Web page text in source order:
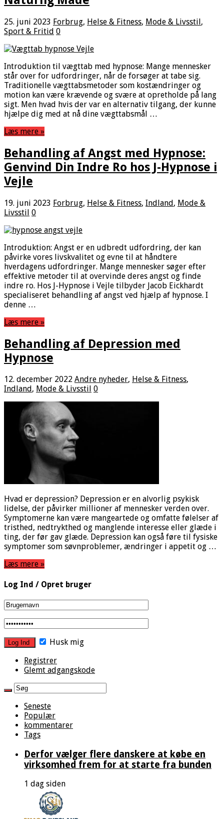
25. juni 2023 Forbrug, Helse & Fitness, Mode & Livsstil,
Sport & Fritid 0
Introduktion til vægttab med hypnose: Mange mennesker
står over for udfordringer, når de forsøger at tabe sig.
Traditionelle vægttabsmetoder som kostændringer og
motion kan være krævende og svære at opretholde på lang
sigt. Men hvad hvis der var en alternativ tilgang, der kunne
hjælpe dig med at nå dine vægttabsmål …
Læs mere »
Behandling af Angst med Hypnose:
Genvind Din Indre Ro hos J-Hypnose i
Vejle
19. juni 2023 Forbrug, Helse & Fitness, Indland, Mode &
Livsstil 0
Introduktion: Angst er en udbredt udfordring, der kan
påvirke vores livskvalitet og evne til at håndtere
hverdagens udfordringer. Mange mennesker søger efter
effektive metoder til at overvinde deres angst og finde
indre ro. Hos J-Hypnose i Vejle tilbyder Jacob Eickhardt
specialiseret behandling af angst ved hjælp af hypnose. I
denne …
Læs mere »
Behandling af Depression med
Hypnose
12. december 2022 Andre nyheder, Helse & Fitness,
Indland , Mode & Livsstil 0
Hvad er depression? Depression er en alvorlig psykisk
lidelse, der påvirker millioner af mennesker verden over.
Symptomerne kan være mangeartede og omfatte følelser af
tristhed, nedtrykthed og manglende interesse eller glæde i
ting, der før gav glæde. Depression kan også føre til fysiske
symptomer som søvnproblemer, ændringer i appetit og …
Læs mere »
Log Ind / Opret bruger
Husk mig
Registrer
Glemt adgangskode
Seneste
Populær
kommentarer
Tags
Derfor vælger flere danskere at købe en
virksomhed frem for at starte fra bunden
1 dag siden